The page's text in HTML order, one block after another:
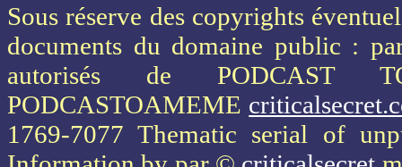
Sous réserve des copyrights
documents du domaine public :
autorisés de PODCAST
PODCASTOAMEME
1769-7077 Thematic serial of